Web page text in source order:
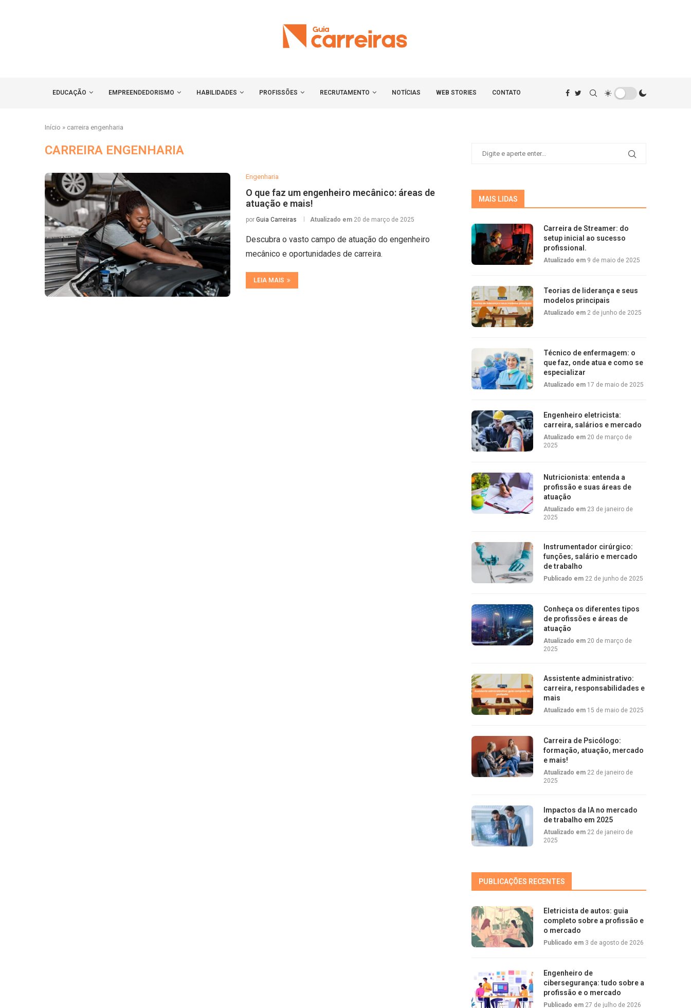
EDUCAÇÃO EMPREENDEDORISMO HABILIDADES PROFISSÕES RECRUTAMENTO NOTÍCIAS WEB STORIES CONTATO
Início » carreira engenharia
CARREIRA ENGENHARIA
Engenharia
O que faz um engenheiro mecânico: áreas de
atuação e mais!
por Guia Carreiras Atualizado em 20 de março de 2025
Descubra o vasto campo de atuação do engenheiro
mecânico e oportunidades de carreira.
LEIA MAIS
MAIS LIDAS
Carreira de Streamer: do
setup inicial ao sucesso
profissional.
Atualizado em 9 de maio de 2025
Teorias de liderança e seus
modelos principais
Atualizado em 2 de junho de 2025
Técnico de enfermagem: o
que faz, onde atua e como se
especializar
Atualizado em 17 de maio de 2025
Engenheiro eletricista:
carreira, salários e mercado
Atualizado em 20 de março de
2025
Nutricionista: entenda a
profissão e suas áreas de
atuação
Atualizado em 23 de janeiro de
2025
Instrumentador cirúrgico:
funções, salário e mercado
de trabalho
Publicado em 22 de junho de 2025
Conheça os diferentes tipos
de profissões e áreas de
atuação
Atualizado em 20 de março de
2025
Assistente administrativo:
carreira, responsabilidades e
mais
Atualizado em 15 de maio de 2025
Carreira de Psicólogo:
formação, atuação, mercado
e mais!
Atualizado em 22 de janeiro de
2025
Impactos da IA no mercado
de trabalho em 2025
Atualizado em 22 de janeiro de
2025
PUBLICAÇÕES RECENTES
Eletricista de autos: guia
completo sobre a profissão e
o mercado
Publicado em 3 de agosto de 2026
Engenheiro de
cibersegurança: tudo sobre a
profissão e o mercado
Publicado em 27 de julho de 2026